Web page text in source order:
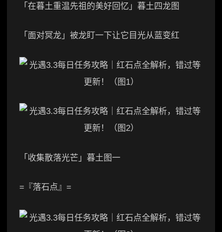
「在暮土重温先祖的美好回忆」暮土四龙图
「面对冥龙」被龙盯一下让它目光从蓝变红
「收集散落光芒」暮土图一
=『落石点』=